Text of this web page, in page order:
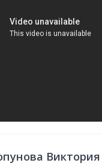
Виктория